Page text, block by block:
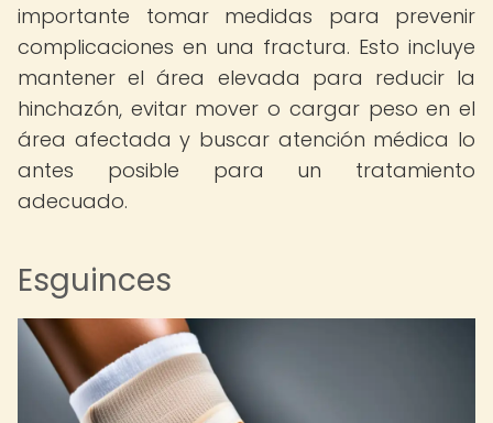
importante tomar medidas para prevenir
complicaciones en una fractura. Esto incluye
mantener el área elevada para reducir la
hinchazón, evitar mover o cargar peso en el
área afectada y buscar atención médica lo
antes posible para un tratamiento
adecuado.
Esguinces